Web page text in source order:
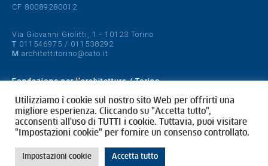
CF 80089280012
Via Giovanni Giolitti, 1 - 10123 Torino
T 011546975 / 011538292
M architettitorino@oato.it
Fondazione per l'architettura / Torino
Designed by quattrolinee.it
Cookie Policy
Privacy Policy
Utilizziamo i cookie sul nostro sito Web per offrirti una
migliore esperienza. Cliccando su "Accetta tutto",
acconsenti all'uso di TUTTI i cookie. Tuttavia, puoi visitare
"Impostazioni cookie" per fornire un consenso controllato.
Impostazioni cookie Accetta tutto